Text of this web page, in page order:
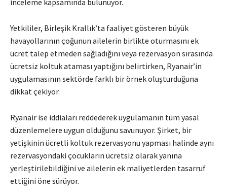
inceleme kapsamında bulunuyor.
Yetkililer, Birleşik Krallık’ta faaliyet gösteren büyük
havayollarının çoğunun ailelerin birlikte oturmasını ek
ücret talep etmeden sağladığını veya rezervasyon sırasında
ücretsiz koltuk ataması yaptığını belirtirken, Ryanair’in
uygulamasının sektörde farklı bir örnek oluşturduğuna
dikkat çekiyor.
Ryanair ise iddiaları reddederek uygulamanın tüm yasal
düzenlemelere uygun olduğunu savunuyor. Şirket, bir
yetişkinin ücretli koltuk rezervasyonu yapması halinde aynı
rezervasyondaki çocukların ücretsiz olarak yanına
yerleştirilebildiğini ve ailelerin ek maliyetlerden tasarruf
ettiğini öne sürüyor.